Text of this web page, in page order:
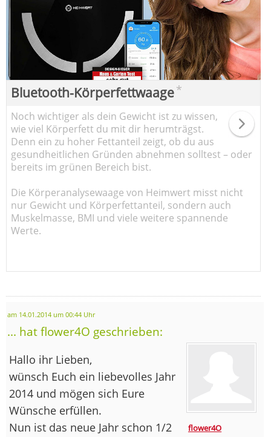
Bluetooth-Körperfettwaage*
Noch wichtiger als dein Gewicht ist zu wissen,
wie viel Körperfett du mit dir herumträgst.
Denn ein zu hoher Fettanteil zeigt, ob du aus
gesundheitlichen Gründen abnehmen solltest – oder
bereits im grünen Bereich bist.
Die Körperanalysewaage von Heimwert misst nicht
nur Gewicht und Körperfettanteil, sondern auch
Muskelmasse, BMI und viele weitere spannende
Werte.
am 14.01.2014 um 00:44 Uhr
... hat flower4O geschrieben:
flower4O
Hallo ihr Lieben,
wünsch Euch ein liebevolles Jahr
2014 und mögen sich Eure
Wünsche erfüllen.
Nun ist das neue Jahr schon 1/2